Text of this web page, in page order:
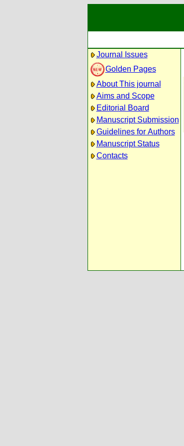
Journal Issues
Golden Pages
About This journal
Aims and Scope
Editorial Board
Manuscript Submission
Guidelines for Authors
Manuscript Status
Contacts